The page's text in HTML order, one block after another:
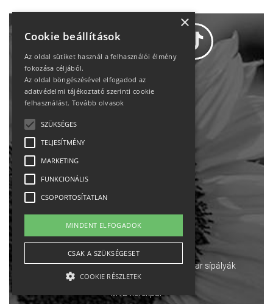
Adatvédelem
Impresszum-kapcsolat
English
Ebike Osztrák sípályák Magyar sípályák
MTB kerékpár
×
Cookie beállítások
Az oldal sütiket használ a felhasználói élmény
fokozása céljából.
Az oldal böngészésével elfogadod az
adatvédelmi tájékoztató szerinti cookie
felhasználást. Tovább olvasok
SZÜKSÉGES
TELJESÍTMÉNY
MARKETING
FUNKCIONÁLIS
CSOPORTOSÍTATLAN
MINDENT ELFOGADOK
CSAK A SZÜKSÉGESET
COOKIE RÉSZLETEK